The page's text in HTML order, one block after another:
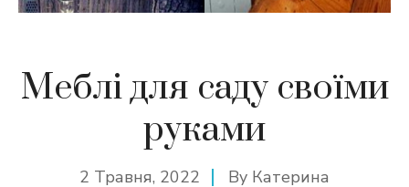
Меблі для саду своїми
руками
2 Травня, 2022 By Катерина